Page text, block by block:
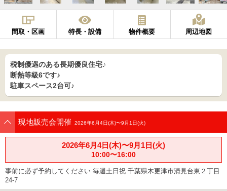
間取・区画 特長・設備 物件概要 周辺地図
税制優遇のある長期優良住宅♪
断熱等級6です♪
駐車スペース2台可♪
現地販売会開催 2026年6月4日(木)〜9月1日(火)
2026年6月4日(木)〜9月1日(火)
10:00〜16:00
事前に必ず予約してください 毎週土日祝 千葉県木更津市清見台東２丁目
24-7